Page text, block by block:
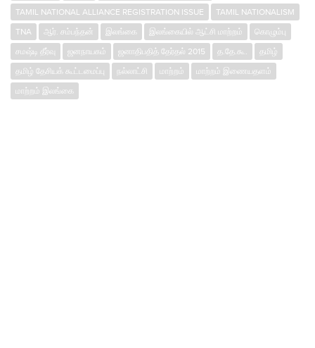
TAMIL NATIONAL ALLIANCE REGISTRATION ISSUE
TAMIL NATIONALISM
TNA
ஆர். சம்பந்தன் இலங்கை இலங்கையில் ஆட்சி மாற்றம்
கொழும்பு
சமஷ்டி தீர்வு
ஜனநாயகம் ஜனாதிபதித் தேர்தல் 2015 த.தே.கூ.
தமிழ்
தமிழ் தேசியக் கூட்டமைப்பு
நல்லாட்சி மாற்றம்
மாற்றம் இணையதளம்
மாற்றம் இலங்கை